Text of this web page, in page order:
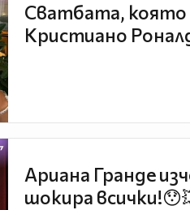
Сватбата, която
Кристиано
Ариана Гранде
шокира